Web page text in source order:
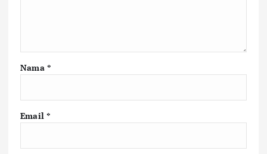
Nama *
Email *